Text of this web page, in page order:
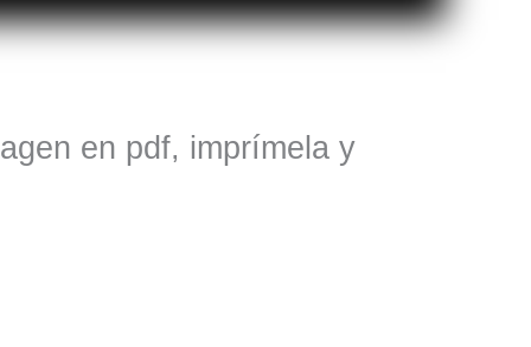
en pdf, imprímela y